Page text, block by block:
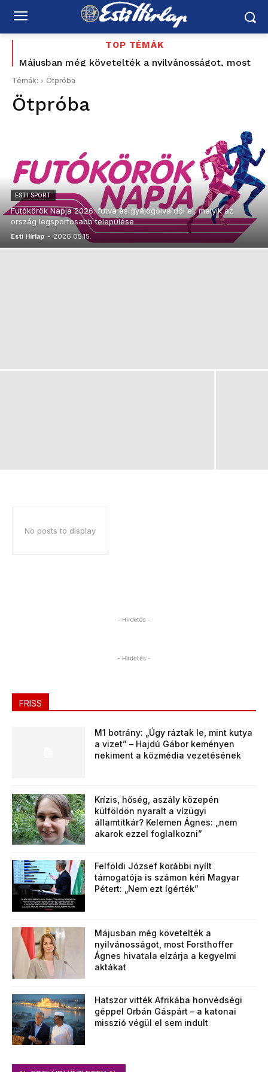
TOP TÉMÁK
Májusban még követelték a nyilvánosságot, most
Forsthoffer Ágnes hivatala elzárja a kegyelmi
Témák: Ötpróba
Ötpróba
ESTI SPORT
Futókörök Napja 2026: futva és gyalogolva dől el, melyik az
ország legsportosabb települése
Esti Hírlap - 2026.05.15.
No posts to display
- Hirdetés -
- Hirdetés -
FRISS
M1 botrány: „Úgy ráztak le, mint kutya
a vizet” – Hajdú Gábor keményen
nekiment a közmédia vezetésének
Krízis, hőség, aszály közepén
külföldön nyaralt a vízügyi
államtitkár? Kelemen Ágnes: „nem
akarok ezzel foglalkozni”
Felföldi József korábbi nyílt
támogatója is számon kéri Magyar
Pétert: „Nem ezt ígérték”
Májusban még követelték a
nyilvánosságot, most Forsthoffer
Ágnes hivatala elzárja a kegyelmi
aktákat
Hatszor vitték Afrikába honvédségi
géppel Orbán Gáspárt – a katonai
misszió végül el sem indult